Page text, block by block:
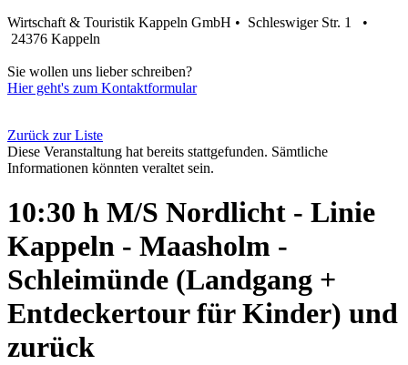
Wirtschaft & Touristik Kappeln GmbH • Schleswiger Str. 1 •
24376 Kappeln
Sie wollen uns lieber schreiben?
Hier geht's zum Kontaktformular
Zurück zur Liste
Diese Veranstaltung hat bereits stattgefunden. Sämtliche
Informationen könnten veraltet sein.
10:30 h M/S Nordlicht - Linie
Kappeln - Maasholm -
Schleimünde (Landgang +
Entdeckertour für Kinder) und
zurück